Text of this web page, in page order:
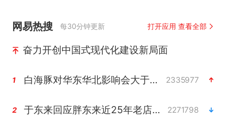
网易热搜 每30分钟更新 打开应用 查看全部
奋力开创中国式现代化建设新局面
1 白海豚对华东华北影响会大于巴威 2335977
2 于东来回应胖东来近25年老店年底关闭 2271798